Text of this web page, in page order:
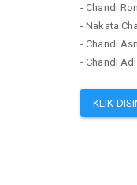
- Chandi
- Nakata
- Chandi
- Chandi
KLIK